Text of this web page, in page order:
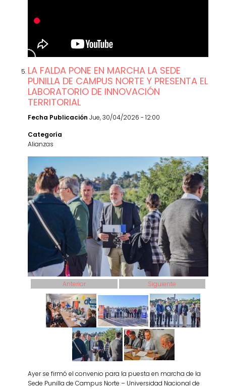
LA FALDA PONE EN MARCHA LA SEDE
PUNILLA DE CAMPUS NORTE Y PRESENTA EL
LABORATORIO DE INNOVACIÓN
TERRITORIAL
Fecha Publicación Jue, 30/04/2026 - 12:00
Categoría
Alianzas
Anterior Siguiente
Ayer se firmó el convenio para la puesta en marcha de la
Sede Punilla de Campus Norte – Universidad Nacional de